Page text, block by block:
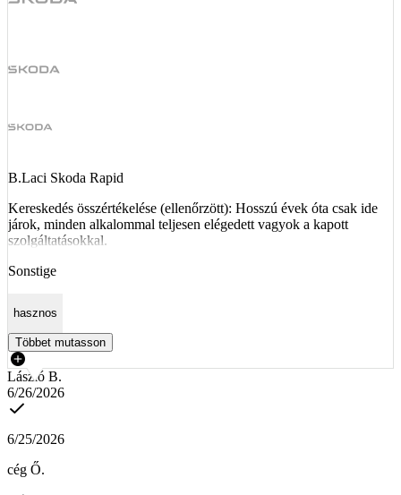
B.Laci Skoda Rapid
Kereskedés összértékelése (ellenőrzött): Hosszú évek óta csak ide
járok, minden alkalommal teljesen elégedett vagyok a kapott
szolgáltatásokkal.
Sonstige
hasznos
Többet mutasson
László B.
6/26/2026
6/25/2026
cég Ő.